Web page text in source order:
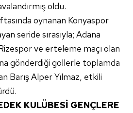
oldu.
oynanan Konyaspor
seride sırasıyla; Adana
ve erteleme maçı olan
gönderdiği gollerle toplamda
Barış Alper Yılmaz, etkili
KULÜBESİ GENÇLERE